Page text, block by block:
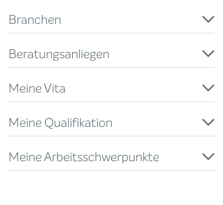
Branchen
Beratungsanliegen
Meine Vita
Meine Qualifikation
Meine Arbeitsschwerpunkte